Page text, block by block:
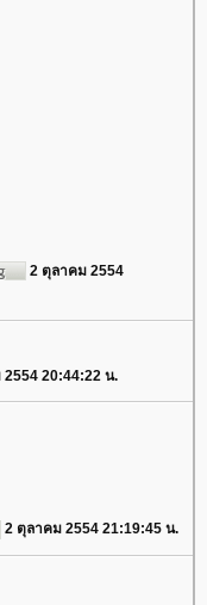
2 ตุลาคม 2554
20:44:22 น.
2 ตุลาคม 2554 21:19:45 น.